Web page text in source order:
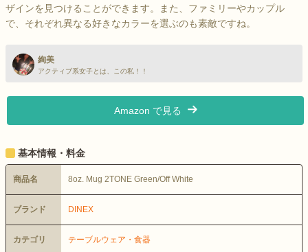
ザインを見つけることができます。また、ファミリーやカップル
で、それぞれ異なる好きなカラーを選ぶのも素敵ですね。
絢美
アクティブ系女子とは、この私！！
Amazon で見る
基本情報・料金
商品名 8oz. Mug 2TONE Green/Off White
ブランド DINEX
カテゴリ テーブルウェア・食器